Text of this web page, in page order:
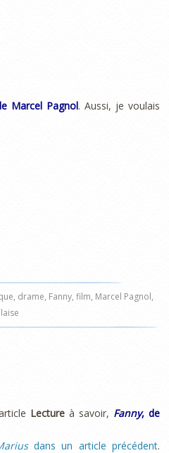
Marcel Pagnol. Aussi, je voulais
, drame, Fanny, film, Marcel Pagnol,
Lecture à savoir, Fanny, de
dans un article précédent.